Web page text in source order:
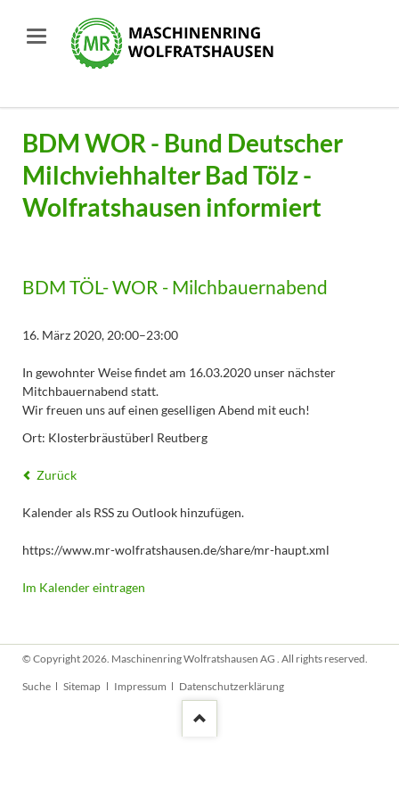
BDM WOR - Bund Deutscher
Milchviehhalter Bad Tölz -
Wolfratshausen informiert
BDM TÖL- WOR - Milchbauernabend
16. März 2020, 20:00–23:00
In gewohnter Weise findet am 16.03.2020 unser nächster
Mitchbauernabend statt.
Wir freuen uns auf einen geselligen Abend mit euch!
Ort: Klosterbräustüberl Reutberg
Zurück
Kalender als RSS zu Outlook hinzufügen.
https://www.mr-wolfratshausen.de/share/mr-haupt.xml
Im Kalender eintragen
© Copyright 2026. Maschinenring Wolfratshausen AG . All rights reserved.
Navigation
Suche Sitemap Impressum Datenschutzerklärung